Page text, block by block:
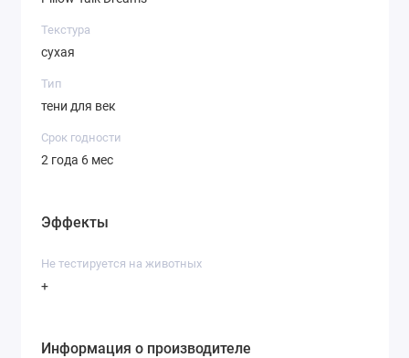
Текстура
сухая
Тип
тени для век
Срок годности
2 года 6 мес
Эффекты
Не тестируется на животных
+
Информация о производителе